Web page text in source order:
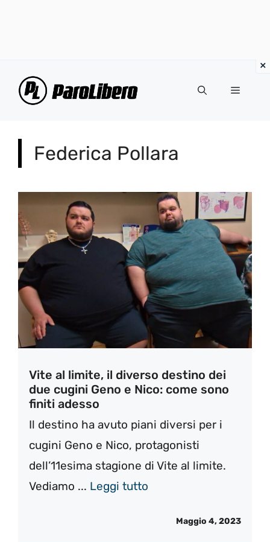
Menu
Federica Pollara
Vite al limite, il diverso destino dei
due cugini Geno e Nico: come sono
finiti adesso
Il destino ha avuto piani diversi per i
cugini Geno e Nico, protagonisti
dell’11esima stagione di Vite al limite.
Vediamo ... Leggi tutto
Maggio 4, 2023